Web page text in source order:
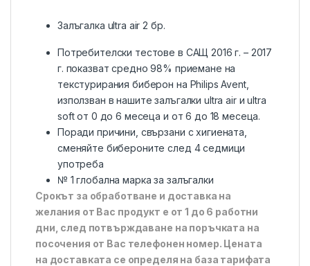
Залъгалка ultra air 2 бр.
Потребителски тестове в САЩ 2016 г. – 2017
г. показват средно 98% приемане на
текстурирания биберон на Philips Avent,
използван в нашите залъгалки ultra air и ultra
soft от 0 до 6 месеца и от 6 до 18 месеца.
Поради причини, свързани с хигиената,
сменяйте бибероните след 4 седмици
употреба
№ 1 глобална марка за залъгалки
Срокът за обработване и доставка на
желания от Вас продукт е от 1 до 6 работни
дни, след потвърждаване на поръчката на
посочения от Вас телефонен номер. Цената
на доставката се определя на база тарифата